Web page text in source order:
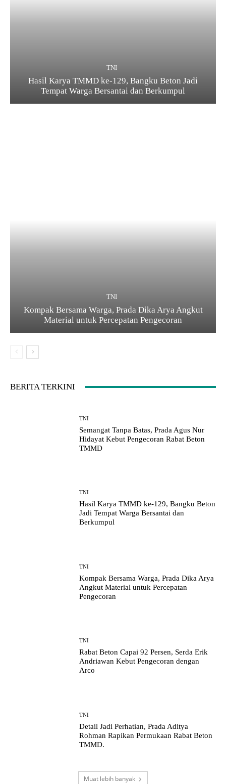
TNI
Hasil Karya TMMD ke-129, Bangku Beton Jadi
Tempat Warga Bersantai dan Berkumpul
TNI
Kompak Bersama Warga, Prada Dika Arya Angkut
Material untuk Percepatan Pengecoran
BERITA TERKINI
TNI
Semangat Tanpa Batas, Prada Agus Nur
Hidayat Kebut Pengecoran Rabat Beton
TMMD
TNI
Hasil Karya TMMD ke-129, Bangku Beton
Jadi Tempat Warga Bersantai dan
Berkumpul
TNI
Kompak Bersama Warga, Prada Dika Arya
Angkut Material untuk Percepatan
Pengecoran
TNI
Rabat Beton Capai 92 Persen, Serda Erik
Andriawan Kebut Pengecoran dengan
Arco
TNI
Detail Jadi Perhatian, Prada Aditya
Rohman Rapikan Permukaan Rabat Beton
TMMD.
Muat lebih banyak